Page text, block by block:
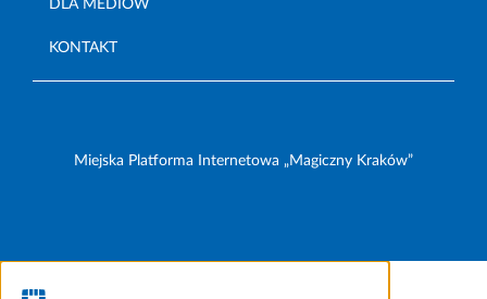
DLA MEDIÓW
KONTAKT
Miejska Platforma Internetowa „Magiczny Kraków”